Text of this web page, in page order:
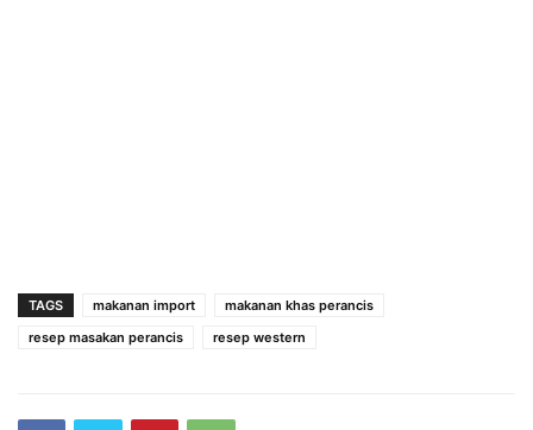
TAGS makanan import
makanan khas perancis
resep masakan perancis
resep western